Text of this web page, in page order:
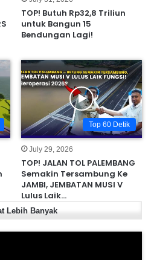
TOP! Butuh Rp32,8 Triliun
untuk Bangun 15
Bendungan Lagi!
Top 60 Detik
July 29, 2026
TOP! JALAN TOL PALEMBANG
Semakin Tersambung Ke
JAMBI, JEMBATAN MUSI V
Lulus Laik…
Lebih Banyak